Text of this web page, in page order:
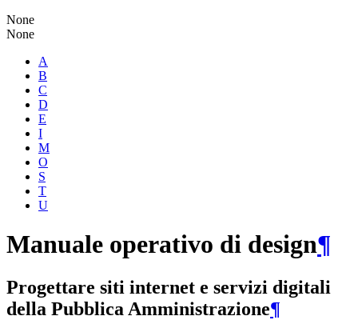
None
None
A
B
C
D
E
I
M
O
S
T
U
Manuale operativo di design¶
Progettare siti internet e servizi digitali
della Pubblica Amministrazione¶